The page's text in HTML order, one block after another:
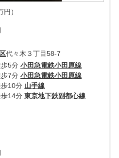
円）
代々木３丁目58-7
5分 小田急電鉄小田原線
7分 小田急電鉄小田原線
10分 山手線
14分 東京地下鉄副都心線